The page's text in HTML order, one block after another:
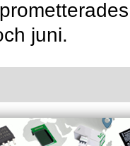
juni.